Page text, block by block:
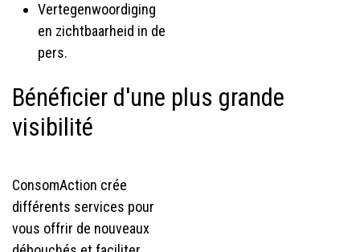
Vertegenwoordiging
en zichtbaarheid in de
pers.
Bénéficier d'une plus grande
visibilité
ConsomAction crée
différents services pour
vous offrir de nouveaux